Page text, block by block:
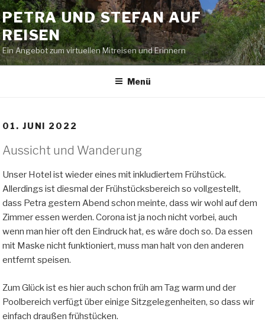
Zum
Inhalt
springen
PETRA UND STEFAN AUF
REISEN
Ein Angebot zum virtuellen Mitreisen und Erinnern
Menü
01. JUNI 2022
Aussicht und Wanderung
Unser Hotel ist wieder eines mit inkludiertem Frühstück.
Allerdings ist diesmal der Frühstücksbereich so vollgestellt,
dass Petra gestern Abend schon meinte, dass wir wohl auf dem
Zimmer essen werden. Corona ist ja noch nicht vorbei, auch
wenn man hier oft den Eindruck hat, es wäre doch so. Da essen
mit Maske nicht funktioniert, muss man halt von den anderen
entfernt speisen.
Zum Glück ist es hier auch schon früh am Tag warm und der
Poolbereich verfügt über einige Sitzgelegenheiten, so dass wir
einfach draußen frühstücken.